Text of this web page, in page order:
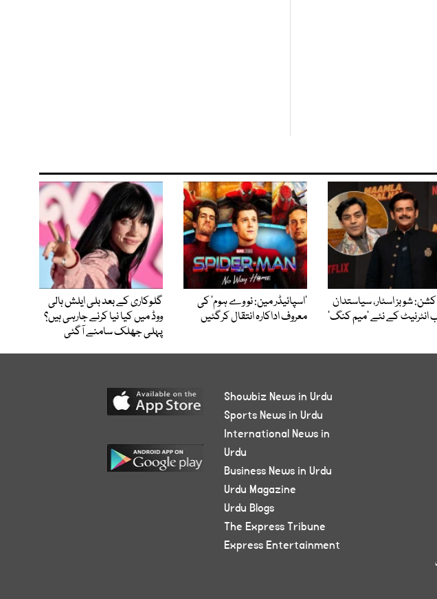
شوبز اسٹار، سیاستدان
انٹرنیٹ کے نئے ’میم کنگ‘
’اسپائیڈر مین: نو وے ہوم‘ کی
معروف اداکارہ انتقال کرگئیں
گلوکاری کے بعد بلی ایلش ہالی
ووڈ میں کیا نیا کرنے جارہی ہیں؟
پہلی جھلک سامنے آگئی
Showbiz News in Urdu
Sports News in Urdu
International News in
Urdu
Business News in Urdu
Urdu Magazine
Urdu Blogs
The Express Tribune
Express Entertainment